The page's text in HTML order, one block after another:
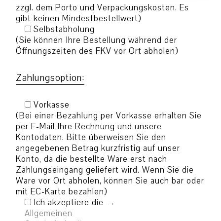
zzgl. dem Porto und Verpackungskosten. Es
gibt keinen Mindestbestellwert)
Selbstabholung
(Sie können Ihre Bestellung während der
Öffnungszeiten des FKV vor Ort abholen)
Zahlungsoption:
Vorkasse
(Bei einer Bezahlung per Vorkasse erhalten Sie
per E-Mail Ihre Rechnung und unsere
Kontodaten. Bitte überweisen Sie den
angegebenen Betrag kurzfristig auf unser
Konto, da die bestellte Ware erst nach
Zahlungseingang geliefert wird. Wenn Sie die
Ware vor Ort abholen, können Sie auch bar oder
mit EC-Karte bezahlen)
Ich akzeptiere die
Allgemeinen